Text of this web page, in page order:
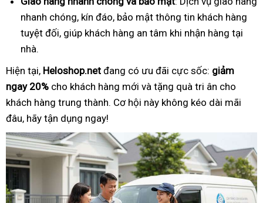
nhanh chóng, kín đáo, bảo mật thông tin khách hàng
tuyệt đối, giúp khách hàng an tâm khi nhận hàng tại
nhà.
Hiện tại, Heloshop.net đang có ưu đãi cực sốc: giảm
ngay 20% cho khách hàng mới và tặng quà tri ân cho
khách hàng trung thành. Cơ hội này không kéo dài mãi
đâu, hãy tận dụng ngay!